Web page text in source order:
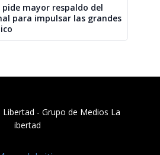
pide mayor respaldo del
para impulsar las grandes
Libertad​ - Grupo de Medios La
ibertad